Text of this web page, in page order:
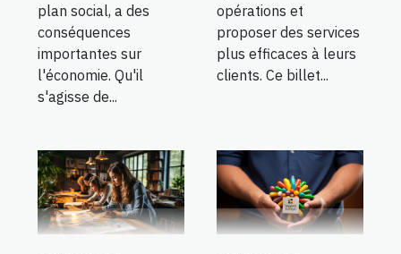
plan social, a des
conséquences
importantes sur
l'économie. Qu'il
s'agisse de...
opérations et
proposer des services
plus efficaces à leurs
clients. Ce billet...